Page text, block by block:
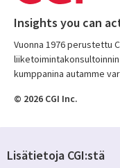
Insights you can
Vuonna 1976 perustettu
kumppanina autamme
© 2026 CGI Inc.
Lisätietoja CGI:stä